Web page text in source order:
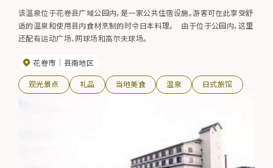
该温泉位于花卷县广域公园内，是一家公共住宿设施。游客可在此享受舒
适的温泉和使用县内食材烹制的时令日本料理。 由于位于公园内，这里
还配有运动广场、网球场和高尔夫球场。
花卷市 县南地区
观光景点 礼品 当地美食 温泉 日式旅馆